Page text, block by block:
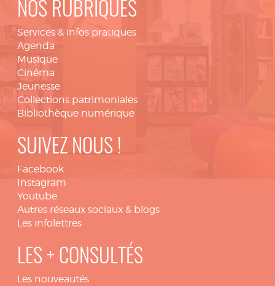
NOS RUBRIQUES
Services & infos pratiques
Agenda
Musique
Cinéma
Jeunesse
Collections patrimoniales
Bibliothèque numérique
SUIVEZ NOUS !
Facebook
Instagram
Youtube
Autres réseaux sociaux & blogs
Les infolettres
LES + CONSULTÉS
Les nouveautés